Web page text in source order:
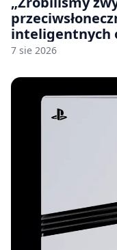
inteligentnych
7 sie 2026